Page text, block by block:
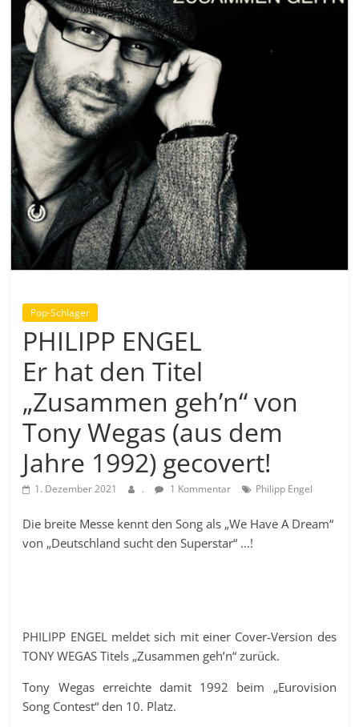
Pop-Schlager
PHILIPP ENGEL
Er hat den Titel
„Zusammen geh’n“ von
Tony Wegas (aus dem
Jahre 1992) gecovert!
1. Dezember 2021 . 1 Kommentar Philipp Engel
Die breite Messe kennt den Song als „We Have A Dream“
von „Deutschland sucht den Superstar“ …!
PHILIPP ENGEL meldet sich mit einer Cover-Version des
TONY WEGAS Titels „Zusammen geh’n“ zurück.
Tony Wegas erreichte damit 1992 beim „Eurovision
Song Contest“ den 10. Platz.